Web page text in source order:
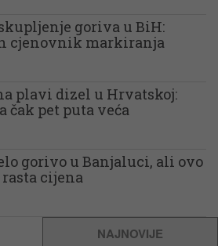
goriva u BiH:
cjenovnik markiranja
plavi dizel u Hrvatskoj:
čak pet puta veća
gorivo u Banjaluci, ali ovo
cijena
NAJNOVIJE